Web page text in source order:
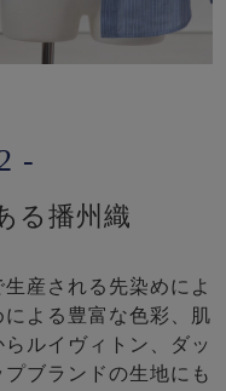
-
る播州織
産される先染めによ
よる豊富な色彩、肌
ルイヴィトン、ダッ
ブランドの生地にも